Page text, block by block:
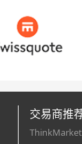
交易商推